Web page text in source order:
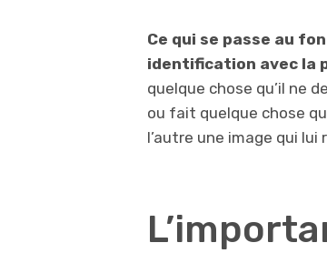
Ce qui se passe au
identification avec la
quelque chose qu’il ne
ou fait quelque chose
l’autre une image qui lui